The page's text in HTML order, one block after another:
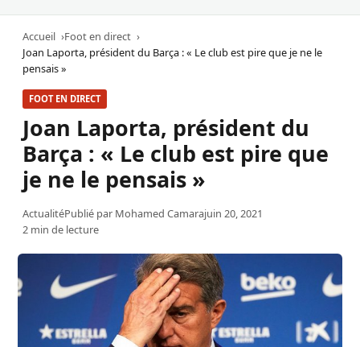
Accueil
Foot en direct
Joan Laporta, président du Barça : « Le club est pire que je ne le
pensais »
FOOT EN DIRECT
Joan Laporta, président du
Barça : « Le club est pire que
je ne le pensais »
ActualitéPublié par Mohamed Camarajuin 20, 2021
2 min de lecture